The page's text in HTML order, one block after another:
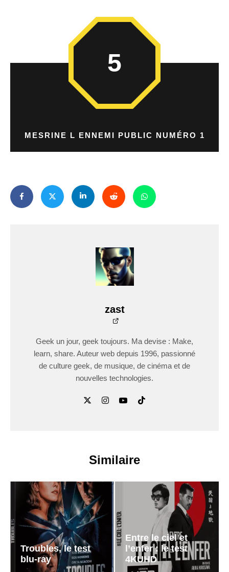
MESRINE L ENNEMI PUBLIC NUMÉRO 1
5
zast
Geek un jour, geek toujours. Ma devise : Make,
learn, share. Auteur web depuis 1996, passionné
de culture geek, de musique, de cinéma et de
nouvelles technologies.
Similaire
Troubles, le test
blu-ray
Entre le ciel et
l’enfer : le test
4KUHD